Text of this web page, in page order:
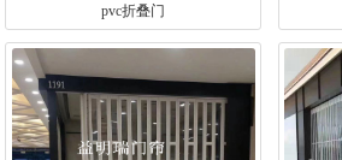
pvc折叠门